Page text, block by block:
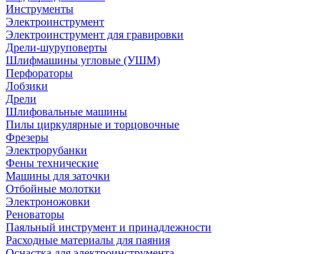
Инструменты
Электроинструмент
Электроинструмент для гравировки
Дрели-шуруповерты
Шлифмашины угловые (УШМ)
Перфораторы
Лобзики
Дрели
Шлифовальные машины
Пилы циркулярные и торцовочные
Фрезеры
Электрорубанки
Фены технические
Машины для заточки
Отбойные молотки
Электроножовки
Реноваторы
Паяльный инструмент и принадлежности
Расходные материалы для паяния